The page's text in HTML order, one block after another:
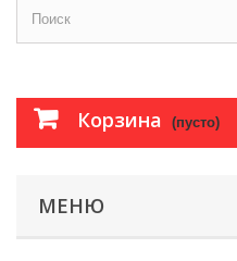
Корзина (пусто)
МЕНЮ